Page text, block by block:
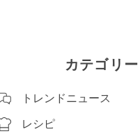
カテゴリー
トレンドニュース
レシピ